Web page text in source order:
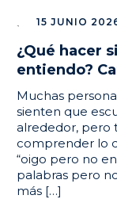
15 JUNIO
¿Qué hacer
entiendo?
Muchas
sienten que
alrededor, pero
comprender lo
“oigo pero no
palabras pero
más […]